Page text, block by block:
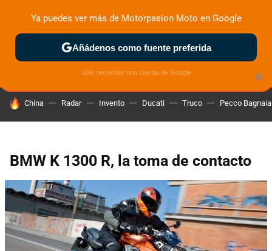
ZONA DE PRUEBAS DEPORTIVAS MOTOS ELÉCTRICAS
HOY SE HABLA DE
China Radar Invento Ducati Truco Pecco Bagnaia
BMW K 1300 R, la toma de contacto
×
Ya puedes ver más de Motorpasion Moto en Google
Añádenos como fuente preferida
Solo necesitas una cuenta de Google